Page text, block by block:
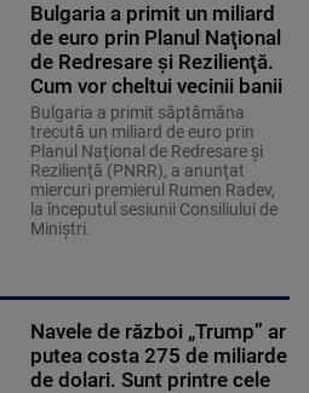
Bulgaria a primit un miliard
de euro prin Planul Naţional
de Redresare şi Rezilienţă.
Cum vor cheltui vecinii banii
Bulgaria a primit săptămâna
trecută un miliard de euro prin
Planul Naţional de Redresare şi
Rezilienţă (PNRR), a anunţat
miercuri premierul Rumen Radev,
la începutul sesiunii Consiliului de
Miniştri.
Navele de război „Trump” ar
putea costa 275 de miliarde
de dolari. Sunt printre cele